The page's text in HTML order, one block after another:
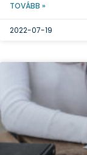
TOVÁBB »
2022-07-19